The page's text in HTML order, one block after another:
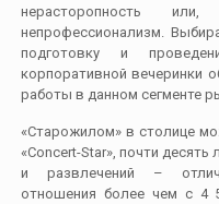
нерасторопность
непрофессионализм.
подготовку и
корпоративной вечеринки
работы в данном сегменте
«Старожилом» в столице
«Concert-Star», почти
и развлечений –
отношения более чем с 4